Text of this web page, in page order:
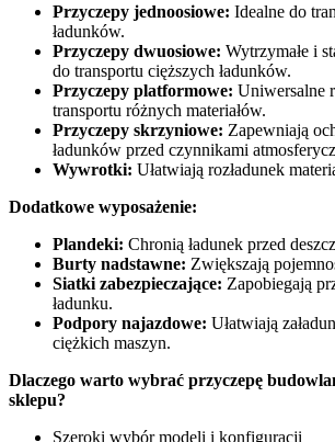
Przyczepy jednoosiowe: Idealne do
ładunków.
Przyczepy dwuosiowe: Wytrzymałe i
do transportu cięższych ładunków.
Przyczepy platformowe: Uniwersalne
transportu różnych materiałów.
Przyczepy skrzyniowe: Zapewniają
ładunków przed czynnikami
Wywrotki: Ułatwiają rozładunek
Dodatkowe wyposażenie:
Plandeki: Chronią ładunek przed
Burty nadstawne: Zwiększają
Siatki zabezpieczające: Zapobiegają
ładunku.
Podpory najazdowe: Ułatwiają
ciężkich maszyn.
Dlaczego warto wybrać przyczepę
sklepu?
Szeroki wybór modeli i konfiguracji